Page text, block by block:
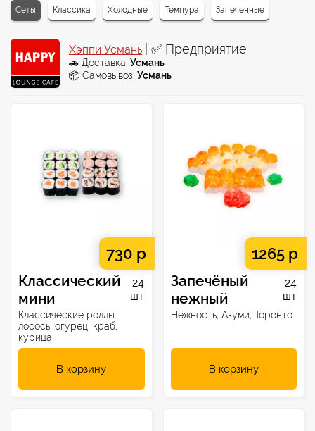
Сеты Классика Холодные Темпура Запеченные
Хэппи Усмань | ✅ Предприятие
🚗 Доставка: Усмань
📦 Самовывоз: Усмань
730 р
Классический
мини
24
шт
Классические роллы:
лосось, огурец, краб,
курица
В корзину
1265 р
Запечёный
нежный
24
шт
Нежность, Азуми, Торонто
В корзину